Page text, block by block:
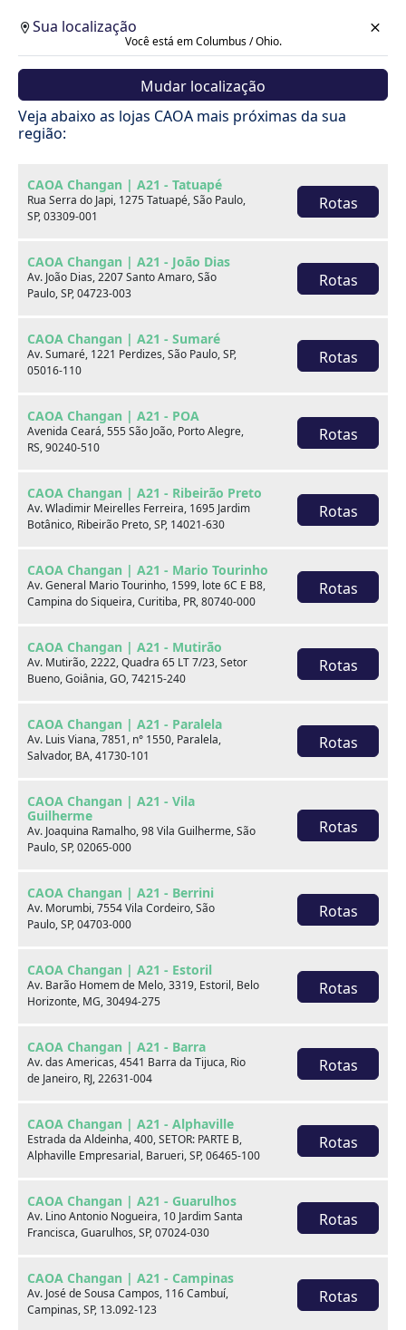
Sua localização
Você está em Columbus / Ohio.
Mudar localização
Veja abaixo as lojas CAOA mais próximas da sua
região:
CAOA Changan | A21 - Tatuapé
Rua Serra do Japi, 1275 Tatuapé, São Paulo,
SP, 03309-001
Rotas
CAOA Changan | A21 - João Dias
Av. João Dias, 2207 Santo Amaro, São
Paulo, SP, 04723-003
Rotas
CAOA Changan | A21 - Sumaré
Av. Sumaré, 1221 Perdizes, São Paulo, SP,
05016-110
Rotas
CAOA Changan | A21 - POA
Avenida Ceará, 555 São João, Porto Alegre,
RS, 90240-510
Rotas
CAOA Changan | A21 - Ribeirão Preto
Av. Wladimir Meirelles Ferreira, 1695 Jardim
Botânico, Ribeirão Preto, SP, 14021-630
Rotas
CAOA Changan | A21 - Mario Tourinho
Av. General Mario Tourinho, 1599, lote 6C E B8,
Campina do Siqueira, Curitiba, PR, 80740-000
Rotas
CAOA Changan | A21 - Mutirão
Av. Mutirão, 2222, Quadra 65 LT 7/23, Setor
Bueno, Goiânia, GO, 74215-240
Rotas
CAOA Changan | A21 - Paralela
Av. Luis Viana, 7851, n° 1550, Paralela,
Salvador, BA, 41730-101
Rotas
CAOA Changan | A21 - Vila
Guilherme
Av. Joaquina Ramalho, 98 Vila Guilherme, São
Paulo, SP, 02065-000
Rotas
CAOA Changan | A21 - Berrini
Av. Morumbi, 7554 Vila Cordeiro, São
Paulo, SP, 04703-000
Rotas
CAOA Changan | A21 - Estoril
Av. Barão Homem de Melo, 3319, Estoril, Belo
Horizonte, MG, 30494-275
Rotas
CAOA Changan | A21 - Barra
Av. das Americas, 4541 Barra da Tijuca, Rio
de Janeiro, RJ, 22631-004
Rotas
CAOA Changan | A21 - Alphaville
Estrada da Aldeinha, 400, SETOR: PARTE B,
Alphaville Empresarial, Barueri, SP, 06465-100
Rotas
CAOA Changan | A21 - Guarulhos
Av. Lino Antonio Nogueira, 10 Jardim Santa
Francisca, Guarulhos, SP, 07024-030
Rotas
CAOA Changan | A21 - Campinas
Av. José de Sousa Campos, 116 Cambuí,
Campinas, SP, 13.092-123
Rotas
Carros
Marca
Ver estoque
Escolha por categoria
Hatch
Seminovos em destaque
xxx
xxx
xxx